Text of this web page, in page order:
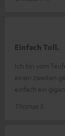
Einfach Toll.
Ich bin vom
einen zweiten
einfach ein gigan
Thomas S.